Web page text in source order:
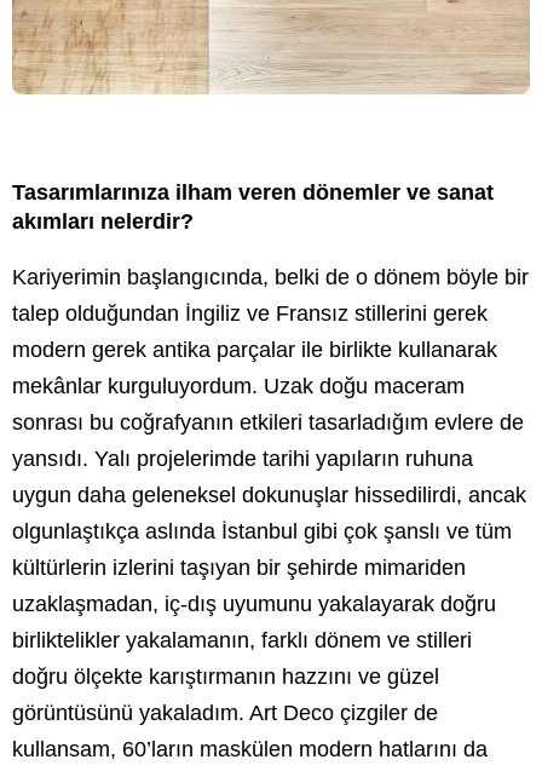
Tasarımlarınıza ilham veren dönemler ve sanat
akımları nelerdir?
Kariyerimin başlangıcında, belki de o dönem böyle bir
talep olduğundan İngiliz ve Fransız stillerini gerek
modern gerek antika parçalar ile birlikte kullanarak
mekânlar kurguluyordum. Uzak doğu maceram
sonrası bu coğrafyanın etkileri tasarladığım evlere de
yansıdı. Yalı projelerimde tarihi yapıların ruhuna
uygun daha geleneksel dokunuşlar hissedilirdi, ancak
olgunlaştıkça aslında İstanbul gibi çok şanslı ve tüm
kültürlerin izlerini taşıyan bir şehirde mimariden
uzaklaşmadan, iç-dış uyumunu yakalayarak doğru
birliktelikler yakalamanın, farklı dönem ve stilleri
doğru ölçekte karıştırmanın hazzını ve güzel
görüntüsünü yakaladım. Art Deco çizgiler de
kullansam, 60’ların maskülen modern hatlarını da